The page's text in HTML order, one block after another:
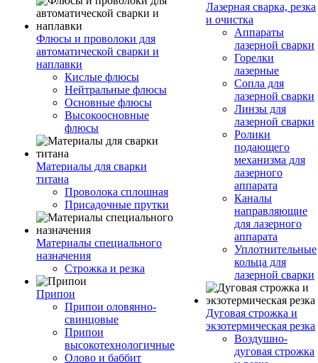
Флюсы и проволоки для
автоматической сварки и
наплавки
Кислые флюсы
Нейтральные флюсы
Основные флюсы
Высокоосновные
флюсы
Материалы для сварки
титана
Проволока сплошная
Присадочные прутки
Материалы специального
назначения
Строжка и резка
Припои
Припои оловянно-
свинцовые
Припои
высокотехнологичные
Олово и баббит
Лазерная сварка, резка
и очистка
Аппараты
лазерной сварки
Горелки
лазерные
Сопла для
лазерной сварки
Линзы для
лазерной сварки
Ролики
подающего
механизма для
лазерного
аппарата
Каналы
направляющие
для лазерного
аппарата
Уплотнительные
кольца для
лазерной сварки
Дуговая строжка и
экзотермическая резка
Воздушно-
дуговая строжка